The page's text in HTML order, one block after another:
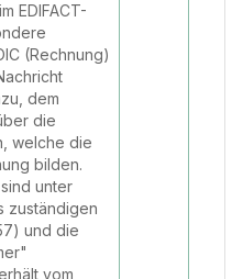
EDIFACT-
(Rechnung)
dem
die
welche die
bilden.
unter
zuständigen
und die
vom